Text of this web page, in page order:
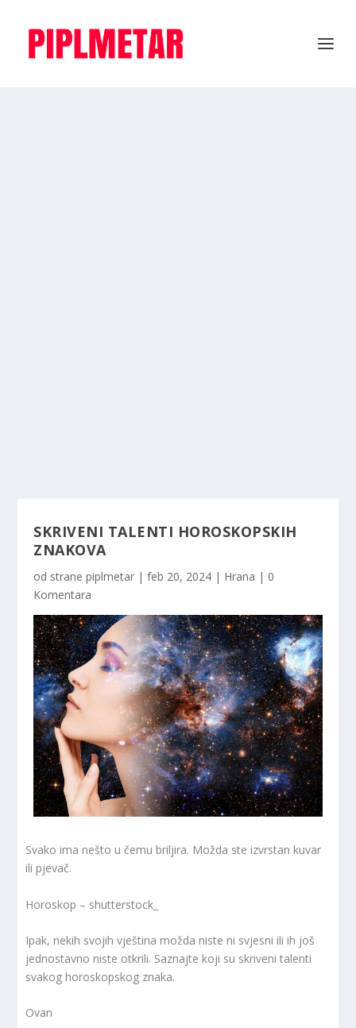
SKRIVENI TALENTI HOROSKOPSKIH
ZNAKOVA
od stranepiplmetar |feb 20, 2024 | Hrana | 0
Komentara
Svako ima nešto u čemu briljira. Možda ste izvrstan kuvar
ili pjevač.
Horoskop – shutterstock_
Ipak, nekih svojih vještina možda niste ni svjesni ili ih još
jednostavno niste otkrili. Saznajte koji su skriveni talenti
svakog horoskopskog znaka.
Ovan